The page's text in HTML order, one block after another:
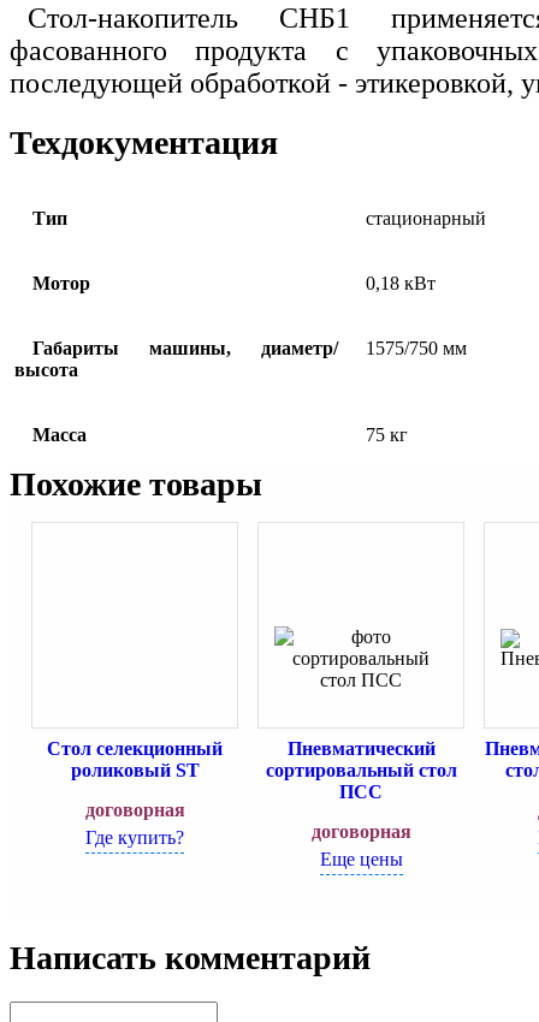
Стол-накопитель СНБ1
фасованного продукта с
последующей обработкой - этикеровкой,
Техдокументация
Тип стационарный
Мотор 0,18 кВт
Габариты машины, диаметр/
высота
1575/750 мм
Масса 75 кг
Похожие товары
Стол селекционный
роликовый ST
договорная
Где купить?
Пневматический
сортировальный стол
ПСС
договорная
Еще цены
Написать комментарий